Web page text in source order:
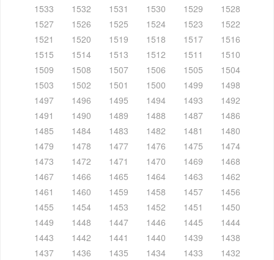
1533
1532 1531 1530 1529
1528
1527
1526 1525 1524 1523
1522
1521
1520 1519 1518 1517
1516
1515
1514 1513 1512 1511
1510
1509
1508 1507 1506 1505
1504
1503
1502 1501 1500 1499
1498
1497
1496 1495 1494 1493
1492
1491
1490 1489 1488 1487
1486
1485
1484 1483 1482 1481
1480
1479
1478 1477 1476 1475
1474
1473
1472 1471 1470 1469
1468
1467
1466 1465 1464 1463
1462
1461
1460 1459 1458 1457
1456
1455
1454 1453 1452 1451
1450
1449
1448 1447 1446 1445
1444
1443
1442 1441 1440 1439
1438
1437
1436 1435 1434 1433
1432